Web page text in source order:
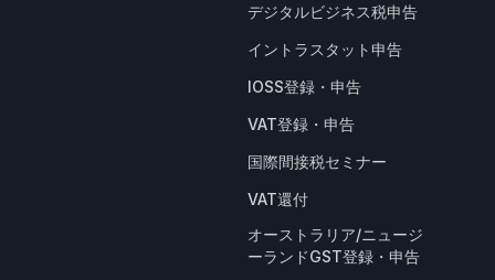
デジタルビジネス税申告
イントラスタット申告
IOSS登録・申告
VAT登録・申告
国際間接税セミナー
VAT還付
オーストラリア/ニュージ
ーランドGST登録・申告